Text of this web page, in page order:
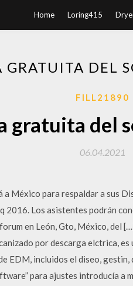
Home Loring415
GRATUITA DEL
FILL21890
gratuita del
06.04.2021
México para respaldar a sus
2016. Los asistentes podrán
en León, Gto, México, del
por descarga elctrica,
EDM, incluidos el diseo,
para ajustes introducía a